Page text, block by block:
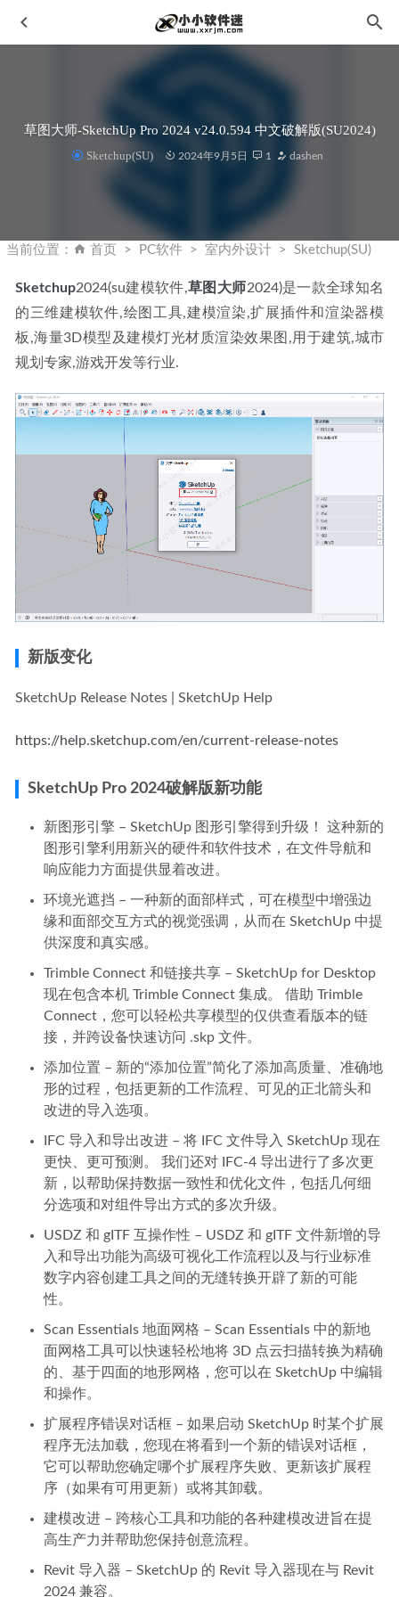
草图大师-SketchUp Pro 2024 v24.0.594 中文破解版(SU2024)
Sketchup(SU) 2024年9月5日 1 dashen
当前位置： 首页 PC软件 室内外设计 Sketchup(SU)
Sketchup2024(su建模软件,草图大师2024)是一款全球知名
的三维建模软件,绘图工具,建模渲染,扩展插件和渲染器模
板,海量3D模型及建模灯光材质渲染效果图,用于建筑,城市
规划专家,游戏开发等行业.
新版变化
SketchUp Release Notes | SketchUp Help
https://help.sketchup.com/en/current-release-notes
SketchUp Pro 2024破解版新功能
新图形引擎 – SketchUp 图形引擎得到升级！ 这种新的
图形引擎利用新兴的硬件和软件技术，在文件导航和
响应能力方面提供显着改进。
环境光遮挡 – 一种新的面部样式，可在模型中增强边
缘和面部交互方式的视觉强调，从而在 SketchUp 中提
供深度和真实感。
Trimble Connect 和链接共享 – SketchUp for Desktop
现在包含本机 Trimble Connect 集成。 借助 Trimble
Connect，您可以轻松共享模型的仅供查看版本的链
接，并跨设备快速访问 .skp 文件。
添加位置 – 新的“添加位置”简化了添加高质量、准确地
形的过程，包括更新的工作流程、可见的正北箭头和
改进的导入选项。
IFC 导入和导出改进 – 将 IFC 文件导入 SketchUp 现在
更快、更可预测。 我们还对 IFC-4 导出进行了多次更
新，以帮助保持数据一致性和优化文件，包括几何细
分选项和对组件导出方式的多次升级。
USDZ 和 gITF 互操作性 – USDZ 和 gITF 文件新增的导
入和导出功能为高级可视化工作流程以及与行业标准
数字内容创建工具之间的无缝转换开辟了新的可能
性。
Scan Essentials 地面网格 – Scan Essentials 中的新地
面网格工具可以快速轻松地将 3D 点云扫描转换为精确
的、基于四面的地形网格，您可以在 SketchUp 中编辑
和操作。
扩展程序错误对话框 – 如果启动 SketchUp 时某个扩展
程序无法加载，您现在将看到一个新的错误对话框，
它可以帮助您确定哪个扩展程序失败、更新该扩展程
序（如果有可用更新）或将其卸载。
建模改进 – 跨核心工具和功能的各种建模改进旨在提
高生产力并帮助您保持创意流程。
Revit 导入器 – SketchUp 的 Revit 导入器现在与 Revit
2024 兼容。
ACDSee2023旗舰版ACDSee Photo Studio 2023官方破解版
+破解补丁 2022-09-26
Adobe Lightroom Classic 2024 v13.1 中文破解版 2023-12-14
Foxit PhantomPDF Business 9.7.2.29539 2020-04-14
AI视频增强放大工具-DVDFab Video Enhancer AI 1.0.3.3中文
破解无限试用版 2023-05-20